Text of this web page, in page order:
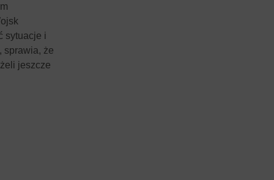
sytuacje i
sprawia, że
jeszcze